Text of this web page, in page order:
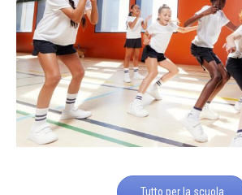
Tutto per la scuola